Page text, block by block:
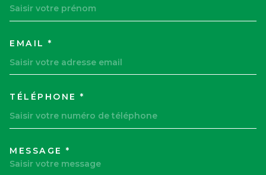
EMAIL *
TÉLÉPHONE *
MESSAGE *